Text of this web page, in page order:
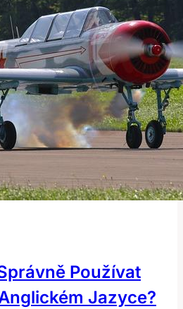
Používat
Jazyce?